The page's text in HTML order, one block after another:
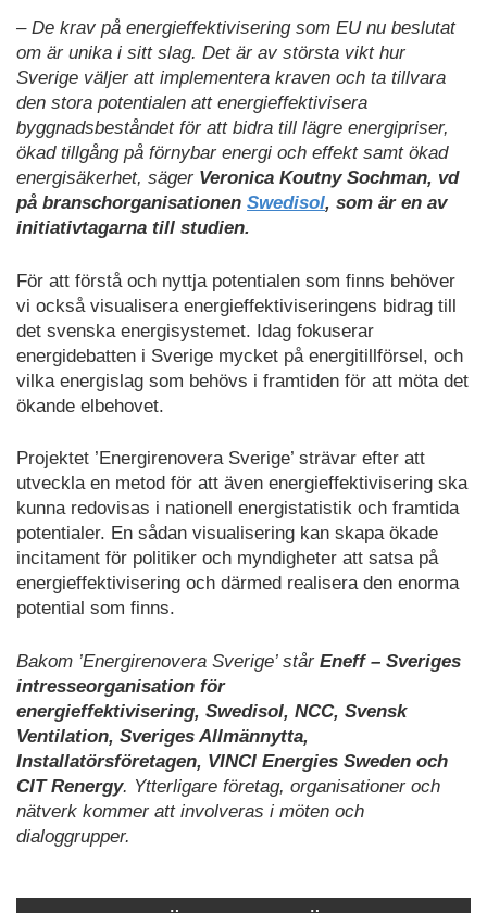
– De krav på energieffektivisering som EU nu beslutat
om är unika i sitt slag. Det är av största vikt hur
Sverige väljer att implementera kraven och ta tillvara
den stora potentialen att energieffektivisera
byggnadsbeståndet för att bidra till lägre energipriser,
ökad tillgång på förnybar energi och effekt samt ökad
energisäkerhet, sägerVeronica Koutny Sochman, vd
på branschorganisationen Swedisol, som är en av
initiativtagarna till studien.
För att förstå och nyttja potentialen som finns behöver
vi också visualisera energieffektiviseringens bidrag till
det svenska energisystemet. Idag fokuserar
energidebatten i Sverige mycket på energitillförsel, och
vilka energislag som behövs i framtiden för att möta det
ökande elbehovet.
Projektet ’Energirenovera Sverige’ strävar efter att
utveckla en metod för att även energieffektivisering ska
kunna redovisas i nationell energistatistik och framtida
potentialer. En sådan visualisering kan skapa ökade
incitament för politiker och myndigheter att satsa på
energieffektivisering och därmed realisera den enorma
potential som finns.
Bakom ’Energirenovera Sverige’ stårEneff – Sveriges
intresseorganisation för
energieffektivisering, Swedisol, NCC, Svensk
Ventilation, Sveriges Allmännytta,
Installatörsföretagen, VINCI Energies Sweden och
CIT Renergy. Ytterligare företag, organisationer och
nätverk kommer att involveras i möten och
dialoggrupper.